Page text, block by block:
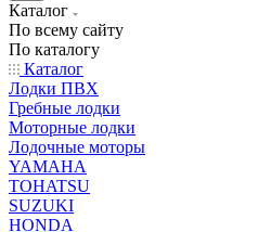
Каталог
По всему сайту
По каталогу
Каталог
Лодки ПВХ
Гребные лодки
Моторные лодки
Лодочные моторы
YAMAHA
TOHATSU
SUZUKI
HONDA